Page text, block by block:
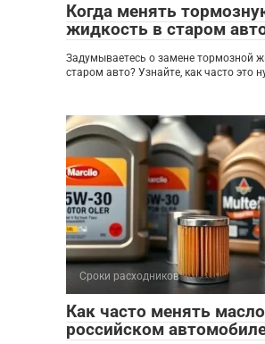
Когда менять
жидкость в старом
Задумываетесь о замене тормозной
старом авто? Узнайте, как часто это
Сроки расходников
Как часто менять
российском